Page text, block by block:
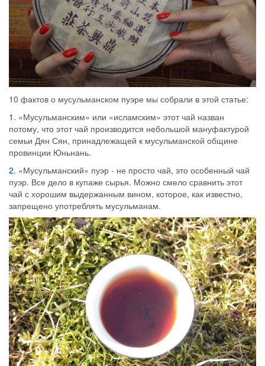
10 фактов о мусульманском пуэре мы собрали в этой статье:
1. «Мусульманским» или «исламским» этот чай назван
потому, что этот чай производится небольшой мануфактурой
семьи Дян Сян, принадлежащей к мусульманской общине
провинции Юньнань.
2. «Мусульманский» пуэр - не просто чай, это особенный чай
пуэр. Все дело в купаже сырья. Можно смело сравнить этот
чай с хорошим выдержанным вином, которое, как известно,
запрещено употреблять мусульманам.